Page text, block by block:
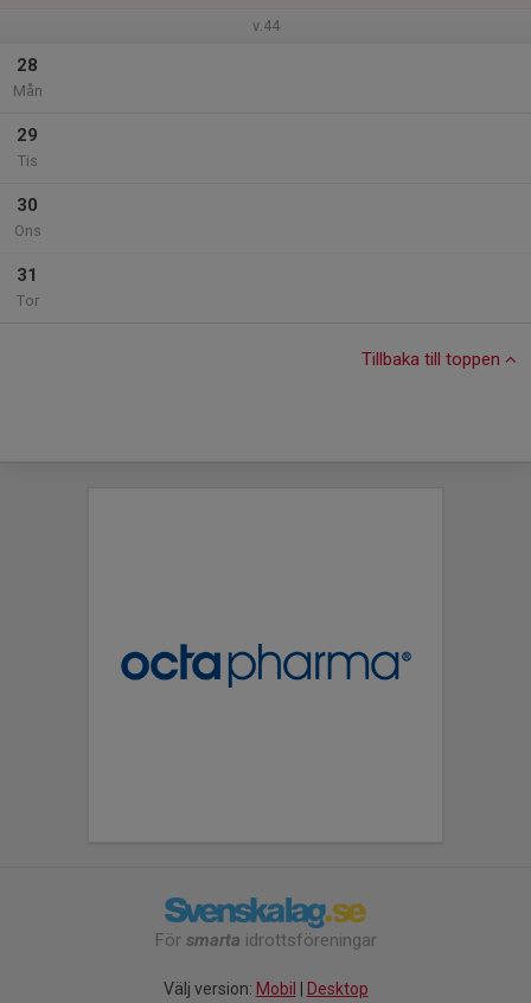
v.44
28
Mån
29
Tis
30
Ons
31
Tor
Tillbaka till toppen
För smarta idrottsföreningar
Välj version: Mobil Desktop